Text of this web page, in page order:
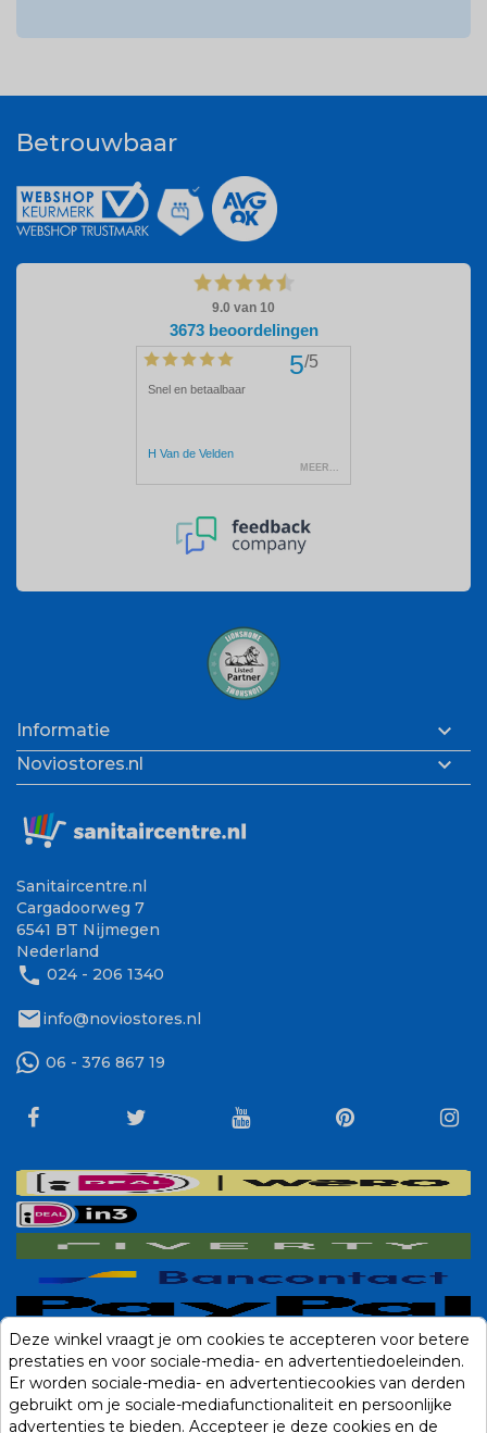
Betrouwbaar
Informatie 
Noviostores.nl 
Sanitaircentre.nl
Cargadoorweg 7
6541 BT Nijmegen
Nederland
phone 024 - 206 1340
mailinfo@noviostores.nl
06 - 376 867 19
Deze winkel vraagt je om cookies te accepteren voor betere
prestaties en voor sociale-media- en advertentiedoeleinden.
Er worden sociale-media- en advertentiecookies van derden
gebruikt om je sociale-mediafunctionaliteit en persoonlijke
advertenties te bieden. Accepteer je deze cookies en de